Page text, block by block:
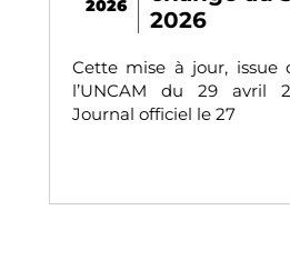
2026
2026
Cette mise à jour, issue
l’UNCAM du 29 avril
Journal officiel le 27